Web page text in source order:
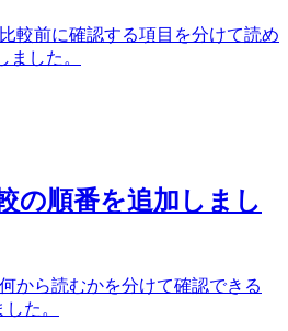
較前に確認する項目を分けて読め
ました。
の順番を追加しまし
から読むかを分けて確認できる
た。